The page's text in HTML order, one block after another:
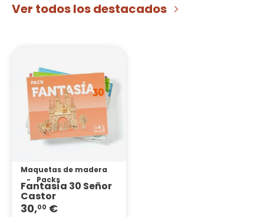
Ver todos los destacados
Maquetas de madera
Packs
Fantasía 30 Señor
Castor
30,00 €